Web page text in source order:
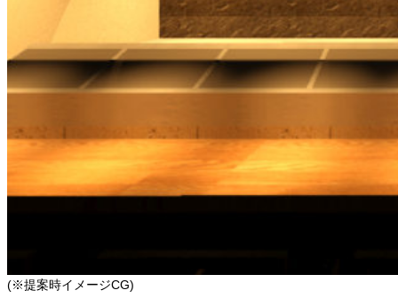
(※提案時イメージCG)